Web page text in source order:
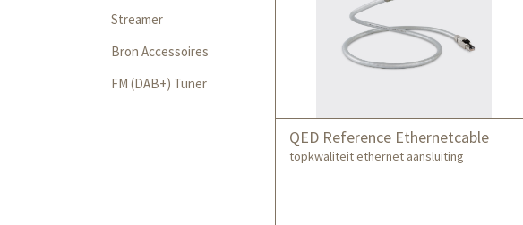
Streamer
Bron Accessoires
FM (DAB+) Tuner
QED Reference Ethernetcable
topkwaliteit ethernet aansluiting